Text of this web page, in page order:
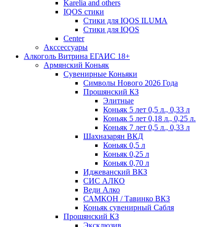
Karelia and others
IQOS стики
Стики для IQOS ILUMA
Стики для IQOS
Сenter
Акссессуары
Алкоголь Витрина ЕГАИС 18+
Армянский Коньяк
Сувенирные Коньяки
Символы Нового 2026 Года
Прошянский КЗ
Элитные
Коньяк 5 лет 0,5 л., 0,33 л
Коньяк 5 лет 0,18 л., 0,25 л.
Коньяк 7 лет 0,5 л., 0,33 л
Шахназарян ВКД
Коньяк 0,5 л
Коньяк 0,25 л
Коньяк 0,70 л
Иджеванский ВКЗ
СИС АЛКО
Веди Алко
САМКОН / Тавинко ВКЗ
Коньяк сувенирный Сабля
Прошянский КЗ
Эксклюзив